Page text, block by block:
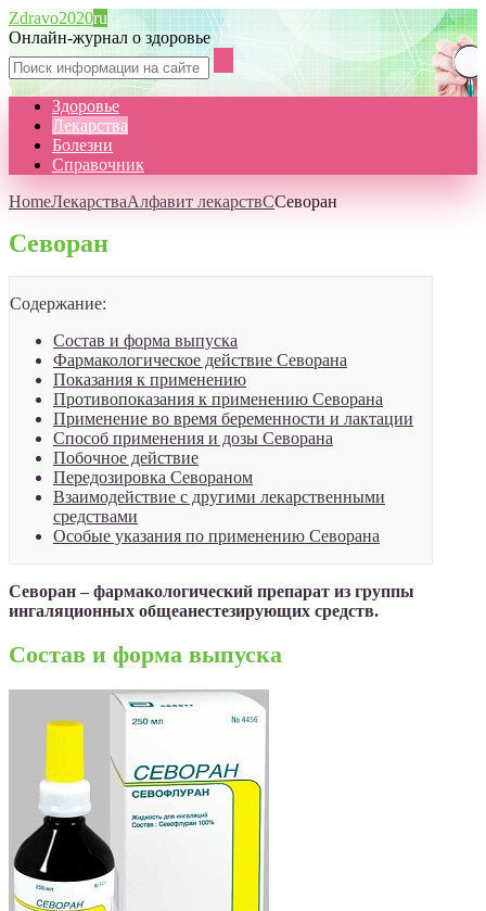
Zdravo2020ru
Онлайн-журнал о здоровье
Здоровье
Лекарства
Болезни
Справочник
HomeЛекарстваАлфавит лекарствССеворан
Севоран
Содержание:
Состав и форма выпуска
Фармакологическое действие Севорана
Показания к применению
Противопоказания к применению Севорана
Применение во время беременности и лактации
Способ применения и дозы Севорана
Побочное действие
Передозировка Севораном
Взаимодействие с другими лекарственными
средствами
Особые указания по применению Севорана
Севоран – фармакологический препарат из группы
ингаляционных общеанестезирующих средств.
Состав и форма выпуска